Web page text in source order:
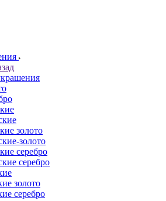
золото
золото
серебро
серебро
золото
серебро